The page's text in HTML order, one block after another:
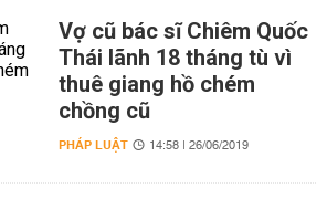
Vợ cũ bác sĩ Chiêm Quốc
Thái lãnh 18 tháng tù vì
thuê giang hồ chém
chồng cũ
PHÁP LUẬT 14:58 | 26/06/2019